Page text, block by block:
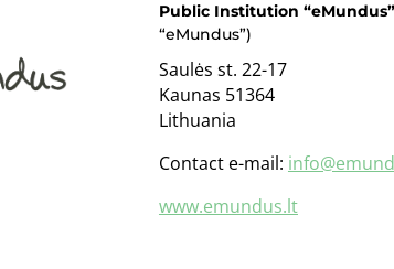
Public Institution “eMundus”
“eMundus”)
Saulės st. 22-17
Kaunas 51364
Lithuania
Contact e-mail:
www.emundus.lt